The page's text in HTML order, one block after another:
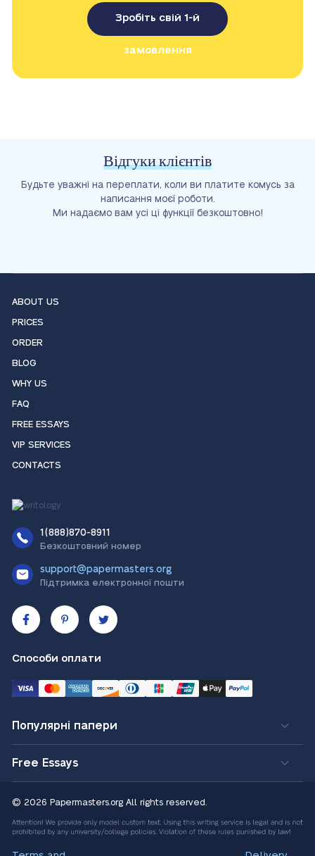
Зробіть свій 1-й
замовлення
Відгуки клієнтів
Будьте уважні на переплати, коли ви платите комусь за
написання моєї роботи.
Ми надаємо вам усі ці функції безкоштовно!
ABOUT US
PRICES
ORDER
BLOG
WHY US
FAQ
FREE ESSAYS
VIP SERVICES
CONTACTS
1(888)870-8911
Безкоштовний номер
support@papermasters.org
Підтримка електронної пошти
Способи оплати
Популярні папери
Free Essays
© 2026 Papermasters.org All rights reserved.